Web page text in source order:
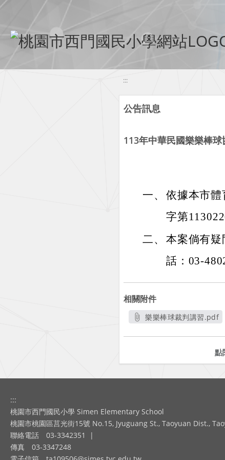
移至網頁之主要內容區位置
:::
公告訊息
113年中華民國樂樂棒
一、 依據本市體
字第
二、 本案倘有
話：03-
相關附件
樂樂棒球裁判講習.pdf
點
:::
桃園市西門國民小學 Simen Elementary School
桃園市桃園區莒光街15號 No.15, Jyuguang St., Taoyuan Dist.,
聯絡電話
03-3342351
|
傳真
03-3347248